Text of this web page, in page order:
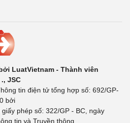
LuatVietnam - Thành viên
JSC
tin điện tử tổng hợp số: 692/GP-
bởi
phép số: 322/GP - BC, ngày
tin và Truyền thông